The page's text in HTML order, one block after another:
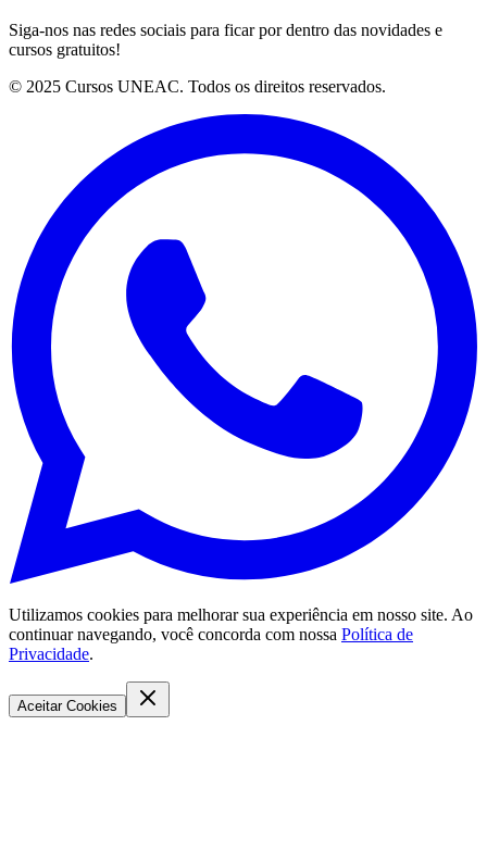
Siga-nos nas redes sociais para ficar por dentro das novidades e
cursos gratuitos!
© 2025 Cursos UNEAC. Todos os direitos reservados.
Utilizamos cookies para melhorar sua experiência em nosso site. Ao
continuar navegando, você concorda com nossa Política de
Privacidade.
Aceitar Cookies